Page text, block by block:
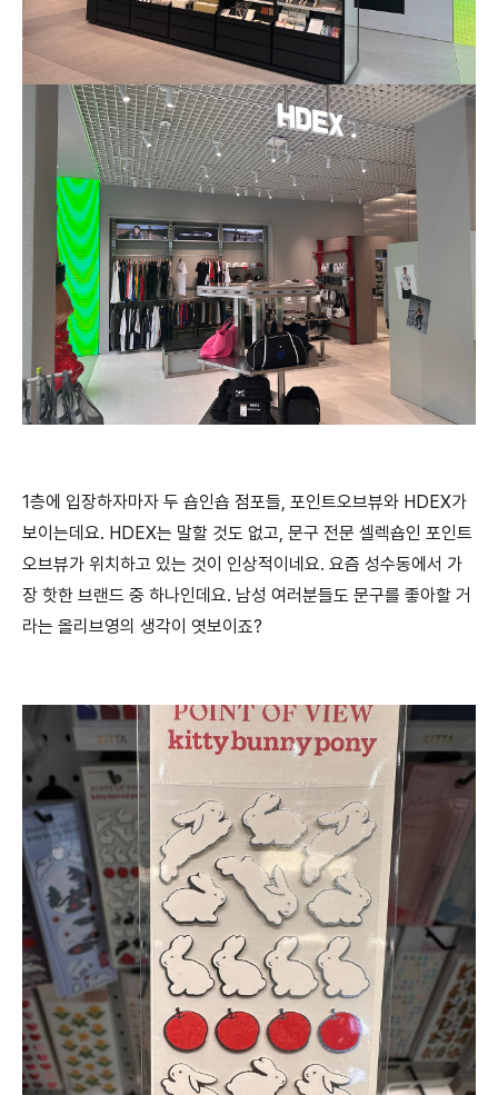
1층에 입장하자마자 두 숍인숍 점포들, 포인트오브뷰와 HDEX가
보이는데요. HDEX는 말할 것도 없고, 문구 전문 셀렉숍인 포인트
오브뷰가 위치하고 있는 것이 인상적이네요. 요즘 성수동에서 가
장 핫한 브랜드 중 하나인데요. 남성 여러분들도 문구를 좋아할 거
라는 올리브영의 생각이 엿보이죠?